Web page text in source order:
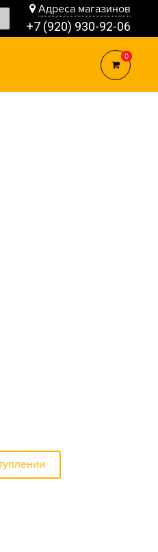
Адреса магазинов
+7 (920) 930-92-06
0